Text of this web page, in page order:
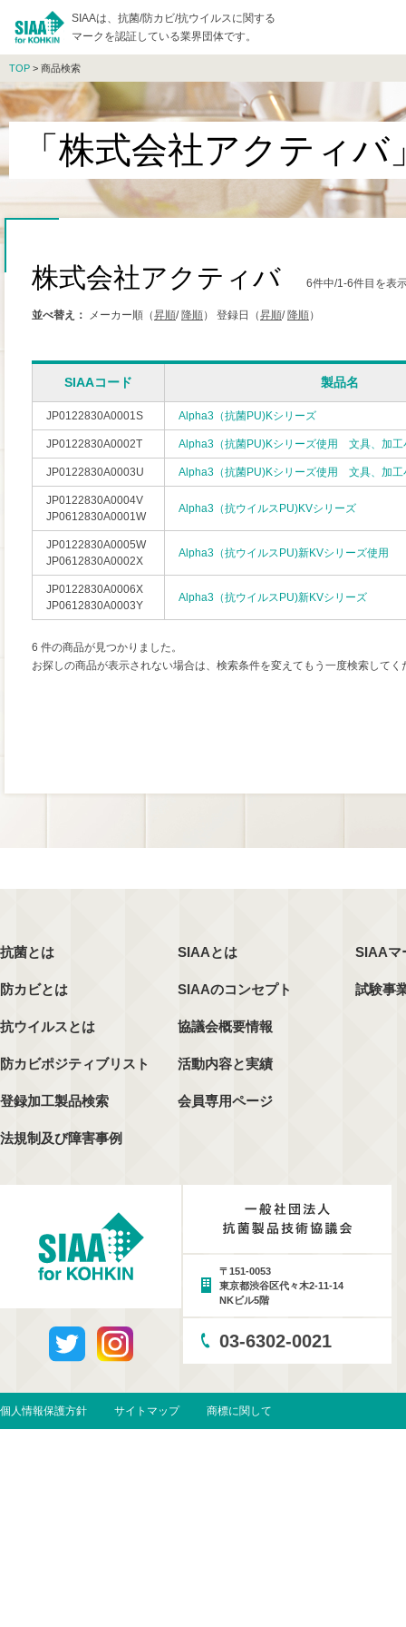
SIAAは、抗菌/防カビ/抗ウイルスに関する
マークを認証している業界団体です。
TOP > 商品検索
「株式会社アクティ
株式会社アクティバ 6件中/1-6件目を表
並べ替え： メーカー順（昇順/ 降順） 登録日（昇順/ 降順）
SIAAコード 製品名
JP0122830A0001S Alpha3（抗菌PU)Kシリーズ
JP0122830A0002T Alpha3（抗菌PU)Kシリーズ使用 文具、加工
JP0122830A0003U Alpha3（抗菌PU)Kシリーズ使用 文具、加工
JP0122830A0004V
JP0612830A0001W
Alpha3（抗ウイルスPU)KVシリーズ
JP0122830A0005W
JP0612830A0002X
Alpha3（抗ウイルスPU)新KVシリーズ使用
JP0122830A0006X
JP0612830A0003Y
Alpha3（抗ウイルスPU)新KVシリーズ
6 件の商品が見つかりました。
お探しの商品が表示されない場合は、検索条件を変えてもう一度検索してく
抗菌とは
防カビとは
抗ウイルスとは
防カビポジティブリスト
登録加工製品検索
法規制及び障害事例
SIAAとは
SIAAのコンセプト
協議会概要情報
活動内容と実績
会員専用ページ
SIAAマ
試験事
〒151-0053
東京都渋谷区代々木2-11-14
NKビル5階
03-6302-0021
個人情報保護方針 サイトマップ 商標に関して